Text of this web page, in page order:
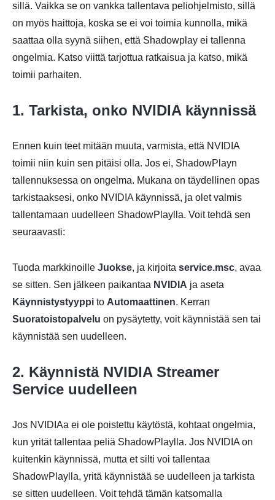
sillä. Vaikka se on vankka tallentava peliohjelmisto, sillä
on myös haittoja, koska se ei voi toimia kunnolla, mikä
saattaa olla syynä siihen, että Shadowplay ei tallenna
ongelmia. Katso viittä tarjottua ratkaisua ja katso, mikä
toimii parhaiten.
1. Tarkista, onko NVIDIA käynnissä
Ennen kuin teet mitään muuta, varmista, että NVIDIA
toimii niin kuin sen pitäisi olla. Jos ei, ShadowPlayn
tallennuksessa on ongelma. Mukana on täydellinen opas
tarkistaaksesi, onko NVIDIA käynnissä, ja olet valmis
tallentamaan uudelleen ShadowPlaylla. Voit tehdä sen
seuraavasti:
Tuoda markkinoille Juokse, ja kirjoita service.msc, avaa
se sitten. Sen jälkeen paikantaa NVIDIA ja aseta
Käynnistystyyppi to Automaattinen. Kerran
Suoratoistopalvelu on pysäytetty, voit käynnistää sen tai
käynnistää sen uudelleen.
2. Käynnistä NVIDIA Streamer
Service uudelleen
Jos NVIDIAa ei ole poistettu käytöstä, kohtaat ongelmia,
kun yrität tallentaa peliä ShadowPlaylla. Jos NVIDIA on
kuitenkin käynnissä, mutta et silti voi tallentaa
ShadowPlaylla, yritä käynnistää se uudelleen ja tarkista
se sitten uudelleen. Voit tehdä tämän katsomalla